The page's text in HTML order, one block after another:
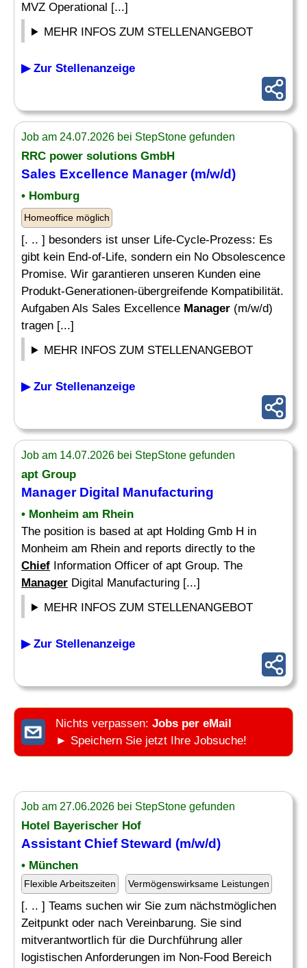
MVZ Operational [...]
MEHR INFOS ZUM STELLENANGEBOT
▶ Zur Stellenanzeige
Job am 24.07.2026 bei StepStone gefunden
RRC power solutions GmbH
Sales Excellence Manager(m/w/d)
• Homburg
Homeoffice möglich
[. .. ] besonders ist unser Life-Cycle-Prozess: Es
gibt kein End-of-Life, sondern ein No Obsolescence
Promise. Wir garantieren unseren Kunden eine
Produkt-Generationen-übergreifende Kompatibilität.
Aufgaben Als Sales Excellence Manager (m/w/d)
tragen [...]
MEHR INFOS ZUM STELLENANGEBOT
▶ Zur Stellenanzeige
Job am 14.07.2026 bei StepStone gefunden
apt Group
ManagerDigital Manufacturing
• Monheim am Rhein
The position is based at apt Holding Gmb H in
Monheim am Rhein and reports directly to the
Chief Information Officer of apt Group. The
Manager Digital Manufacturing [...]
MEHR INFOS ZUM STELLENANGEBOT
▶ Zur Stellenanzeige
Nichts verpassen: Jobs per eMail
► Speichern Sie jetzt Ihre Jobsuche!
Job am 27.06.2026 bei StepStone gefunden
Hotel Bayerischer Hof
Assistant ChiefSteward (m/w/d)
• München
Flexible Arbeitszeiten Vermögenswirksame Leistungen
[. .. ] Teams suchen wir Sie zum nächstmöglichen
Zeitpunkt oder nach Vereinbarung. Sie sind
mitverantwortlich für die Durchführung aller
logistischen Anforderungen im Non-Food Bereich